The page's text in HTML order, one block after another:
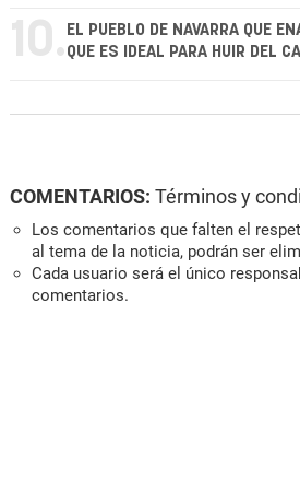
10. EL PUEBLO DE NAVARRA QUE
QUE ES IDEAL PARA HUIR DEL
COMENTARIOS: Términos y
Los comentarios que falten el
al tema de la noticia, podrán ser
Cada usuario será el único
comentarios.